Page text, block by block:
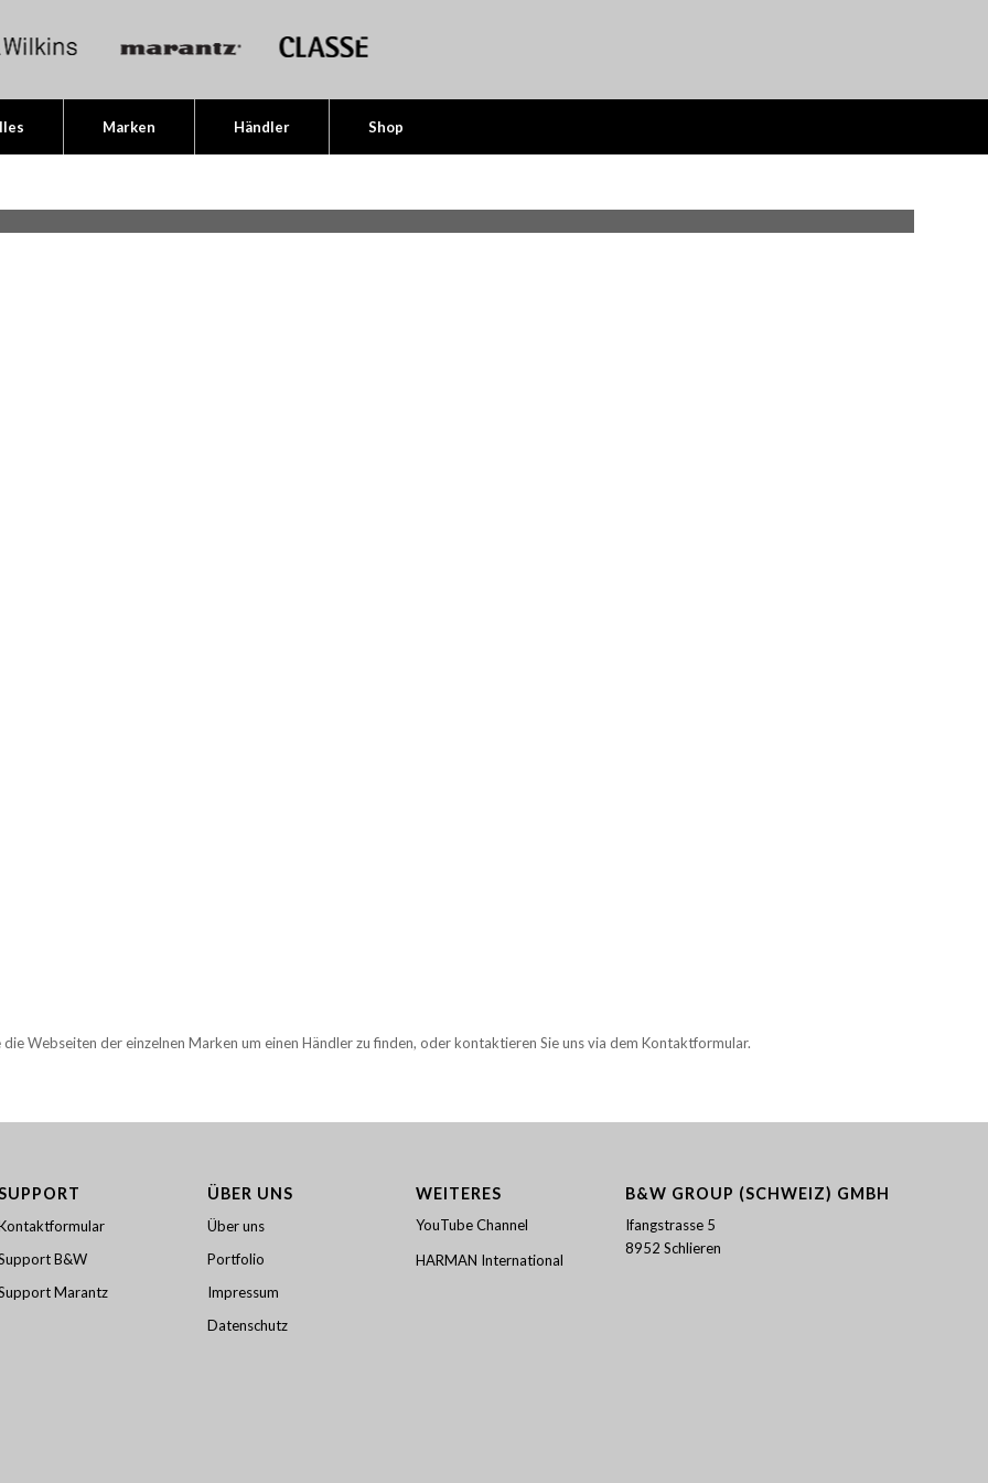
Marken Händler Shop
Webseiten der einzelnen Marken um einen Händler zu finden, oder kontaktieren Sie uns via dem Kontaktformular.
B&W
Marantz
ÜBER UNS
Über uns
Portfolio
Impressum
Datenschutz
WEITERES
YouTube Channel
HARMAN International
B&W GROUP (SCHWEIZ) GMBH
Ifangstrasse 5
8952 Schlieren